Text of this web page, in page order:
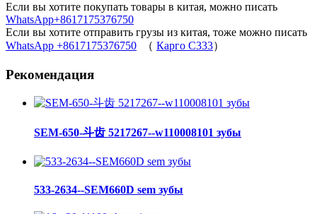
Если вы хотите покупать товары в китая, можно писать
WhatsApp+8617175376750
Если вы хотите отправить грузы из китая, тоже можно писать
WhatsApp +8617175376750 （ Карго C333）
Рекомендация
SEM-650-斗齿 5217267--w110008101 зубы
533-2634--SEM660D sem зубы